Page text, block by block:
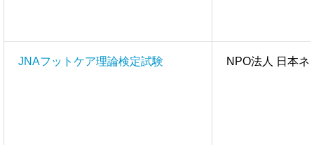
JNAフットケア理論検定試験 NPO法人 日本ネ